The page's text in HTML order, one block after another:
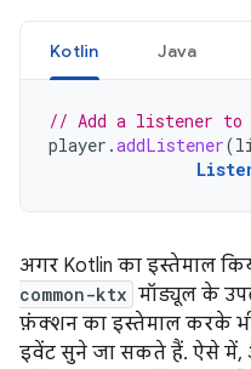
Kotlin Java
// Add a listener to
player .addListener(
अगर Kotlin का इस्तेमाल
common-ktx मॉड्यूल के
फ़ंक्शन का इस्तेमाल करके
इवेंट सुने जा सकते हैं. ऐसे